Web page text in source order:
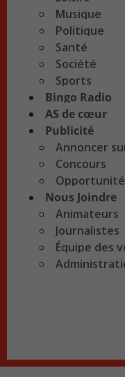
Musique
Politique
Santé
Société
Sports
Bingo Radio
AS de cœur
Publicité
Annoncer
Concours
Nous Joindre
Animateurs
Journalistes
Équipe des